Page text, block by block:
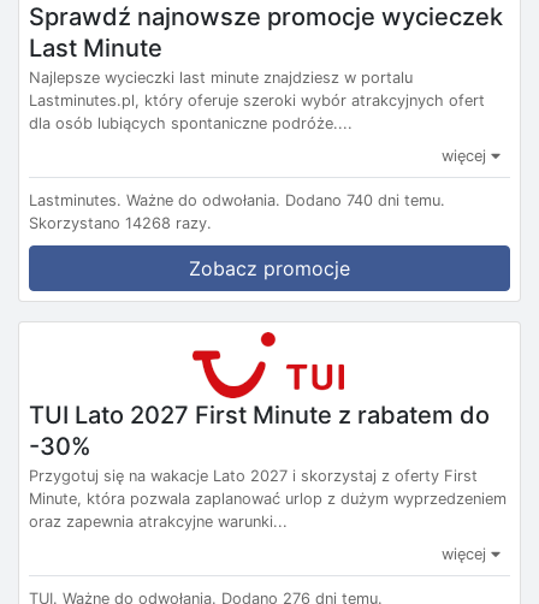
Sprawdź najnowsze promocje wycieczek
Last Minute
Najlepsze wycieczki last minute znajdziesz w portalu
Lastminutes.pl, który oferuje szeroki wybór atrakcyjnych ofert
dla osób lubiących spontaniczne podróże....
więcej
Lastminutes. Ważne do odwołania. Dodano 740 dni temu.
Skorzystano 14268 razy.
Zobacz promocje
TUI Lato 2027 First Minute z rabatem do
-30%
Przygotuj się na wakacje Lato 2027 i skorzystaj z oferty First
Minute, która pozwala zaplanować urlop z dużym wyprzedzeniem
oraz zapewnia atrakcyjne warunki...
więcej
TUI. Ważne do odwołania. Dodano 276 dni temu.